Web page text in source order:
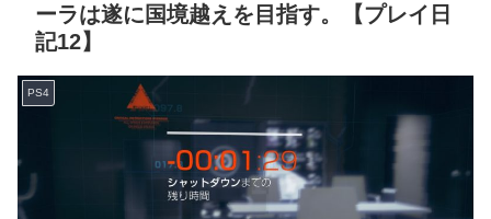
ーラは遂に国境越えを目指す。【プレイ日
記12】
PS4